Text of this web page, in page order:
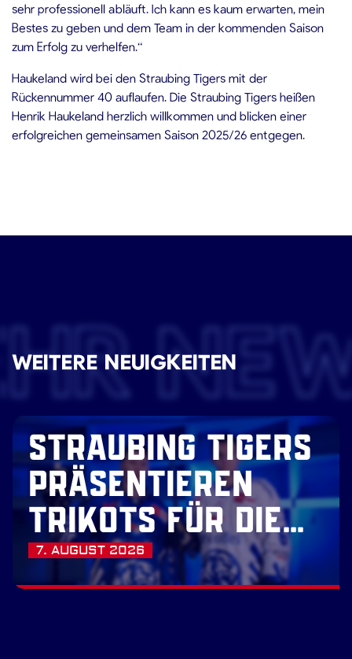
sehr professionell abläuft. Ich kann es kaum erwarten, mein
Bestes zu geben und dem Team in der kommenden Saison
zum Erfolg zu verhelfen.“
Haukeland wird bei den Straubing Tigers mit der
Rückennummer 40 auflaufen. Die Straubing Tigers heißen
Henrik Haukeland herzlich willkommen und blicken einer
erfolgreichen gemeinsamen Saison 2025/26 entgegen.
WEITERE NEUIGKEITEN
STRAUBING TIGERS
PRÄSENTIEREN
TRIKOTS FÜR DIE
SAISON 2026/27
7. AUGUST 2026